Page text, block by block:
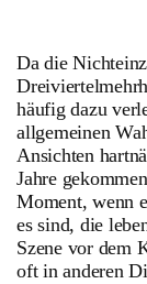
Da die
häufig dazu
allgemeinen
Ansichten
Jahre
Moment, wenn
es sind, die
Szene vor dem
oft in anderen